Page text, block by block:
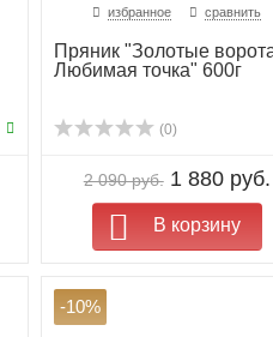
избранное сравнить
Пряник "Золотые
Любимая точка" 600г
(0)
2 090 руб. 1 880 руб.
В корзину
-10%